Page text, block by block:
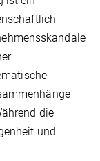
die
und